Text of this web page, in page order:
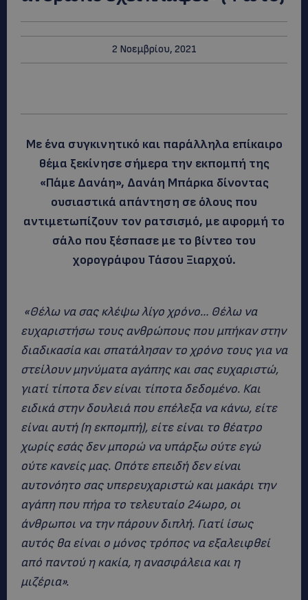
2 Νοεμβρίου, 2021
Με ένα συγκινητικό και παράλληλα επίκαιρο
θέμα ξεκίνησε σήμερα την εκπομπή της
«Πάμε Δανάη», Δανάη Μπάρκα δίνοντας
ουσιαστικά απάντηση σε όλους που
αντιμετωπίζουν τον ρατσισμό, με αφορμή το
σάλο που ξέσπασε με το βίντεο του
χορογράφου Τάσου Ξιαρχού.
«Θέλω να σας κλέψω λίγο χρόνο… Θέλω να
ευχαριστήσω τους ανθρώπους που μπήκαν στην
διαδικασία και σπατάλησαν το χρόνο τους για να
στείλουν μηνύματα αγάπης και σας ευχαριστώ,
γιατί τίποτα δεν είναι τίποτα δεδομένο. Και
ειδικά στην δουλειά που επέλεξα να κάνω, είτε
είναι αυτή (η εκπομπή), είτε είναι το θέατρο
χωρίς εσάς δεν μπορώ να υπάρξω ούτε εγώ
ούτε κανείς μας. Οπότε επειδή δεν είναι
αυτονόητο σας υπερευχαριστώ και μακάρι την
αγάπη που πήρα το τελευταίο 24ωρο, οι
άνθρωποι να την πάρουν διπλή. Γιατί ίσως
αυτός θα είναι ο μόνος τρόπος να εξαλειφθεί
από παντού η κακία, η ανασφάλεια και η
μιζέρια».